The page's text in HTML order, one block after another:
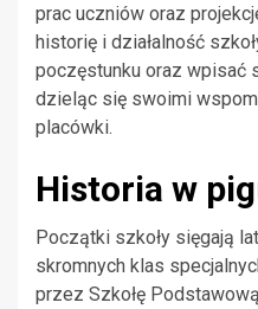
prac uczniów oraz
historię i działalność
poczęstunku oraz wpisać
dzieląc się swoimi
placówki.
Historia w
Początki szkoły sięgają
skromnych klas
przez Szkołę